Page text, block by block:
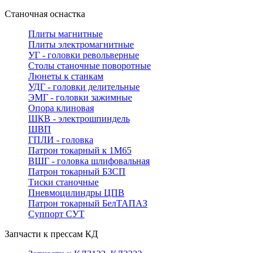
Станочная оснастка
Плиты магнитные
Плиты электромагнитные
УГ - головки револьверные
Столы станочные поворотные
Люнеты к станкам
УДГ - головки делительные
ЭМГ - головки зажимные
Опора клиновая
ШКВ - электрошпиндель
ШВП
ГПЛИ - головка
Патрон токарный к 1М65
ВШГ - головка шлифовальная
Патрон токарный БЗСП
Тиски станочные
Пневмоцилиндры ЦПВ
Патрон токарный БелТАПАЗ
Суппорт СУТ
Запчасти к прессам КД